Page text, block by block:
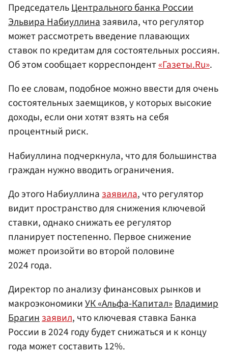
ПредседательЦентрального банка России
Эльвира Набиуллиназаявила, что регулятор
может рассмотреть введение плавающих
ставок по кредитам для состоятельных россиян.
Об этом сообщает корреспондент«Газеты.Ru».
По ее словам, подобное можно ввести для очень
состоятельных заемщиков, у которых высокие
доходы, если они хотят взять на себя
процентный риск.
Набиуллина подчеркнула, что для большинства
граждан нужно вводить ограничения.
До этого Набиуллиназаявила, что регулятор
видит пространство для снижения ключевой
ставки, однако снижать ее регулятор
планирует постепенно. Первое снижение
может произойти во второй половине
2024 года.
Директор по анализу финансовых рынков и
макроэкономикиУК «Альфа-Капитал»Владимир
Брагинзаявил, что ключевая ставка Банка
России в 2024 году будет снижаться и к концу
года может составить 12%.